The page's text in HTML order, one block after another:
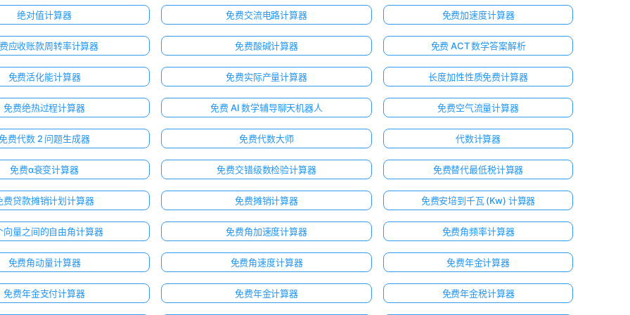
绝对值计算器 免费交流电路计算器 免费加速度计算器
应收账款周转率计算器 免费酸碱计算器 免费 ACT 数学答案解析
免费活化能计算器 免费实际产量计算器 长度加性性质免费计算器
免费绝热过程计算器 免费 AI 数学辅导聊天机器人 免费空气流量计算器
费代数 2 问题生成器 免费代数大师 代数计算器
免费α衰变计算器 免费交错级数检验计算器 免费替代最低税计算器
费贷款摊销计划计算器 免费摊销计算器 免费安培到千瓦 (Kw) 计算器
向量之间的自由角计算器 免费角加速度计算器 免费角频率计算器
免费角动量计算器 免费角速度计算器 免费年金计算器
免费年金支付计算器 免费年金计算器 免费年金税计算器